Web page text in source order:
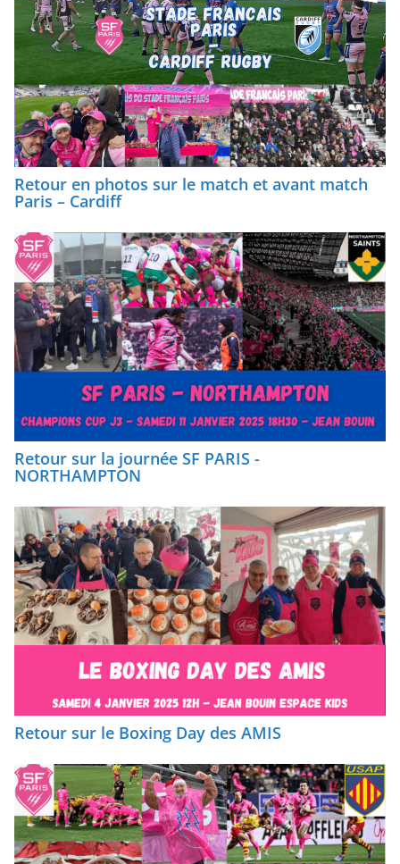
Retour en photos sur le match et avant match
Paris – Cardiff
Retour sur la journée SF PARIS -
NORTHAMPTON
Retour sur le Boxing Day des AMIS